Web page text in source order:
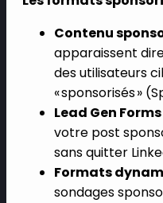
Contenu
apparaissent
des utilisateurs
« sponsorisés »
Lead Gen Forms
votre post
sans quitter
Formats
sondages